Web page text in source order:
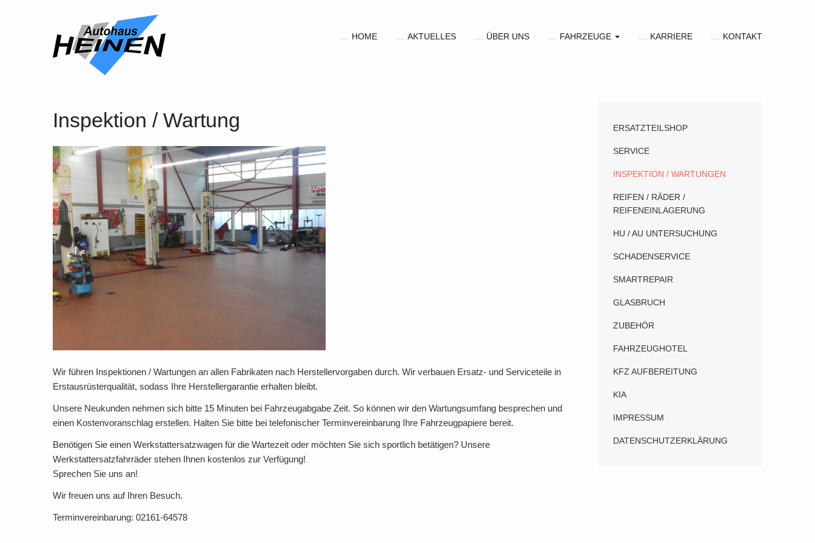
HOME AKTUELLES ÜBER UNS FAHRZEUGE KARRIERE KONTAKT
Inspektion / Wartung
Wir führen Inspektionen / Wartungen an allen Fabrikaten nach Herstellervorgaben durch. Wir verbauen Ersatz- und Serviceteile in
Erstausrüsterqualität, sodass Ihre Herstellergarantie erhalten bleibt.
Unsere Neukunden nehmen sich bitte 15 Minuten bei Fahrzeugabgabe Zeit. So können wir den Wartungsumfang besprechen und
einen Kostenvoranschlag erstellen. Halten Sie bitte bei telefonischer Terminvereinbarung Ihre Fahrzeugpapiere bereit.
Benötigen Sie einen Werkstattersatzwagen für die Wartezeit oder möchten Sie sich sportlich betätigen? Unsere
Werkstattersatzfahrräder stehen Ihnen kostenlos zur Verfügung!
Sprechen Sie uns an!
Wir freuen uns auf Ihren Besuch.
Terminvereinbarung: 02161-64578
ERSATZTEILSHOP
SERVICE
INSPEKTION / WARTUNGEN
REIFEN / RÄDER /
REIFENEINLAGERUNG
HU / AU UNTERSUCHUNG
SCHADENSERVICE
SMARTREPAIR
GLASBRUCH
ZUBEHÖR
FAHRZEUGHOTEL
KFZ AUFBEREITUNG
KIA
IMPRESSUM
DATENSCHUTZERKLÄRUNG